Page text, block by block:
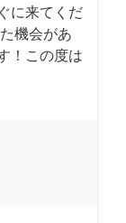
に来てくだ
機会があ
！この度は